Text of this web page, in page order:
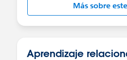
Más sobre
Aprendizaje